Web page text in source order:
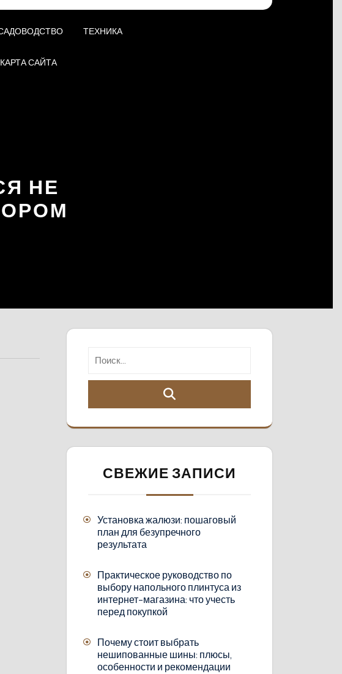
ТЕХНИКА
КАРТА САЙТА
НЕ
СВЕЖИЕ ЗАПИСИ
Установка жалюзи: пошаговый
план для безупречного
результата
Практическое руководство по
выбору напольного плинтуса из
интернет-магазина: что учесть
перед покупкой
Почему стоит выбрать
нешипованные шины: плюсы,
особенности и рекомендации